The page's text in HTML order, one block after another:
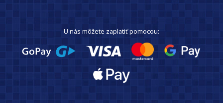
U nás môžete zaplatiť pomocou: